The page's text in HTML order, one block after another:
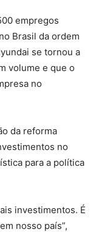
empregos
Brasil da ordem
se tornou a
volume e que o
no
da reforma
no
para a política
investimentos. É
nosso país”,